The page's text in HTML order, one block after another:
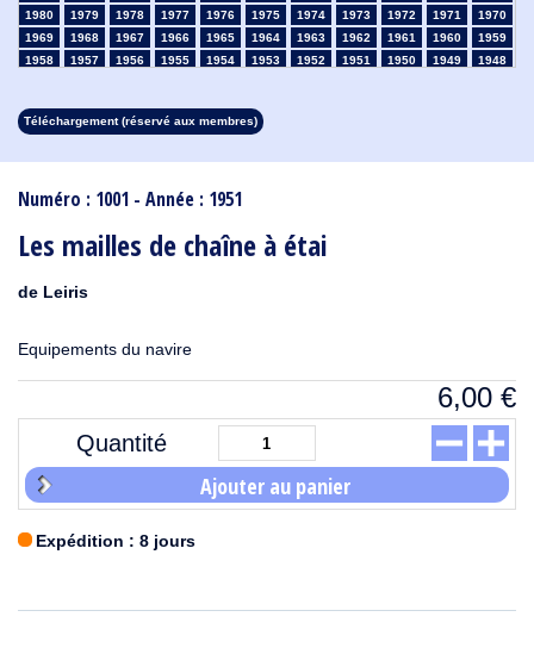
Numéro : 1001 - Année : 1951
Les mailles de chaîne à étai
de Leiris
Equipements du navire
6,00 €
Quantité
Ajouter au panier
Expédition : 8 jours
1980
1979 1978 1977 1976 1975 1974 1973 1972 1971
1970
1969
1968 1967 1966 1965 1964 1963 1962 1961 1960
1959
1958
1957 1956 1955 1954 1953 1952 1951 1950 1949
1948
1913
1912 1911 1910 1909 1908
Téléchargement (réservé aux membres)